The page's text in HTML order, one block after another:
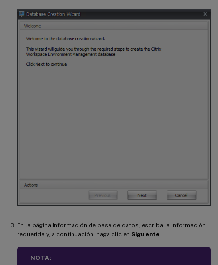
En la página Información de base de datos, escriba la información
requerida y, a continuación, haga clic en Siguiente
NOTA: